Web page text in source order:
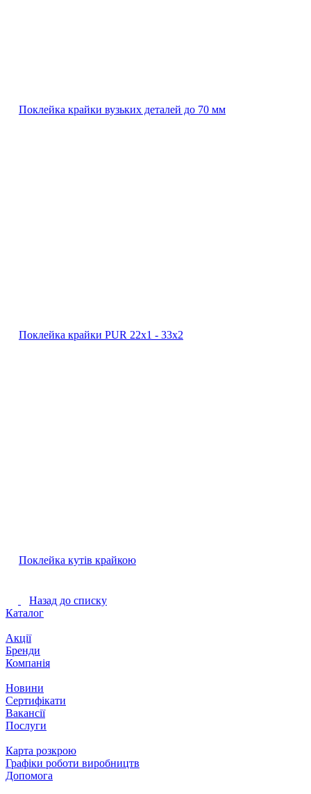
Поклейка крайки вузьких деталей до 70 мм
Поклейка крайки PUR 22х1 ‐ 33х2
Поклейка кутів крайкою
Назад до списку
Каталог
Акції
Бренди
Компанія
Новини
Сертифікати
Вакансії
Послуги
Карта розкрою
Графіки роботи виробництв
Допомога